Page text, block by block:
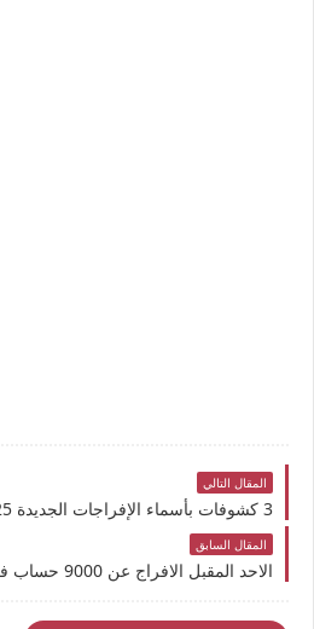
المقال التالي
المقال السابق